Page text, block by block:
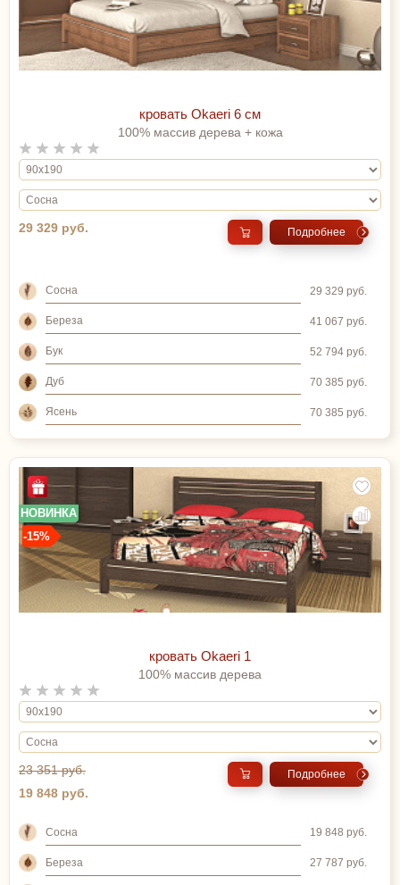
кровать Okaeri 6 см
100% массив дерева + кожа
29 329 руб. Подробнее
Сосна 29 329 руб.
Береза 41 067 руб.
Бук 52 794 руб.
Дуб 70 385 руб.
Ясень 70 385 руб.
НОВИНКА
-15%
кровать Okaeri 1
100% массив дерева
23 351 руб.
19 848 руб.
Подробнее
Сосна 19 848 руб.
Береза 27 787 руб.